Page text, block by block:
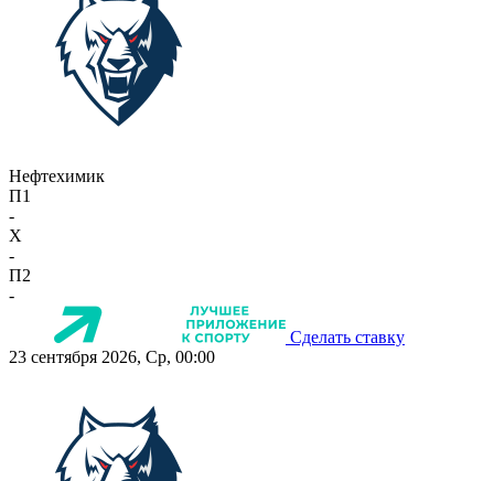
Нефтехимик
П1
-
X
-
П2
-
Сделать ставку
23 сентября 2026, Ср, 00:00